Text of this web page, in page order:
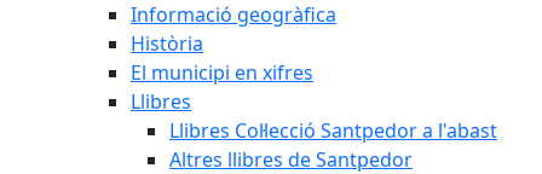
Informació geogràfica
Història
El municipi en xifres
Llibres
Llibres Col·lecció Santpedor a l'abast
Altres llibres de Santpedor